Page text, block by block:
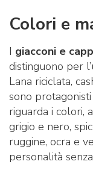
Colori e
I giacconi e
distinguono per
Lana riciclata,
sono
riguarda i colori,
grigio e nero,
ruggine, ocra e
personalità